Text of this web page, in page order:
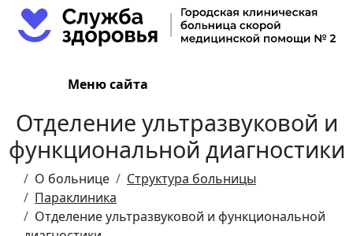
Меню сайта
Отделение ультразвуковой и
функциональной диагностики
О больнице
Структура больницы
Параклиника
Отделение ультразвуковой и функциональной